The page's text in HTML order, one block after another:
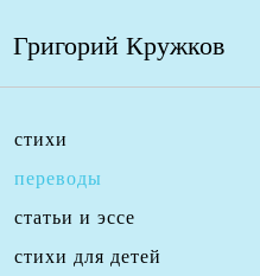
Григорий Кружков
стихи
переводы
статьи и эссе
стихи для детей